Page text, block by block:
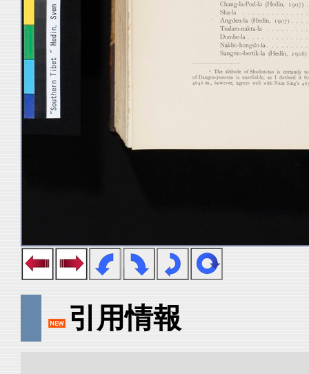
引用情報